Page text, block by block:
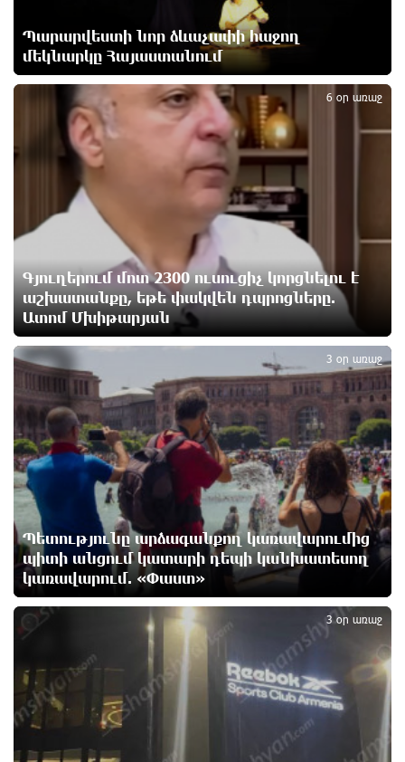
նեղուցի նավագնացության կառուցվածքը
8-ամյա Մոնթե Մուրադյանն ու Սյունե Քոսակյանը
հաղթահարել են Արարատի գագաթը
Վթար Լոռու մարզում․ փրկարարները վարորդին
դուրս են բերել արգելափակումից
Երևանում երթուղիների փոփոխություն կլինի
13 ժամ առաջ
Օգոստոսի 7-ին՝ Գարեգին Բ Ամենայն Հայոց
Կաթողիկոսի դատական նիստը
13 ժամ առաջ
ՆԳՆ-ն՝ աղբակույտի տակ մնացած քաղաքացու
մահվան մասին
14 ժամ առաջ
«Համահայկական ճակատ» շարժումը
զորակցություն է հայտնում Ամենայն Հայոց
Կաթողիկոսին
Ավտովթար՝ Կոտայքի մարզում. Զովունի-Եղվարդ
ճանապարհին բախվել են «Alfa Romeo»-ն և «Opel»-
ը. կա վիրավոր
14 ժամ առաջ
Արժևորվում է Շիրակի երգիծական
Պարարվեստի նոր ձևաչափի հաջող
մեկնարկը Հայաստանում
Գյուղերում մոտ 2300 ուսուցիչ կորցնելու է
աշխատանքը, եթե փակվեն դպրոցները.
Ատոմ Մխիթարյան
6 օր առաջ
2
Պետությունը արձագանքող կառավարումից
պիտի անցում կատարի դեպի կանխատեսող
կառավարում. «Փաստ»
3 օր առաջ
3
3 օր առաջ
4